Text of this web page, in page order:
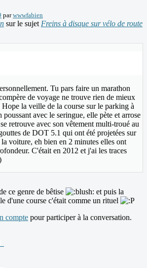
parwwwfabien
sur le sujet Freins à disque sur vélo de route
Tu pars faire un marathon
de voyage ne trouve rien de mieux
la veille de la course sur le parking à
avec le seringue, elle pète et arrose
retrouve avec son vêtement multi-troué au
de DOT 5.1 qui ont été projetées sur
voiture, eh bien en 2 minutes elles ont
C'était en 2012 et j'ai les traces
ce genre de bêtise
et puis la
d'une course c'était comme un rituel
compte pour participer à la conversation.